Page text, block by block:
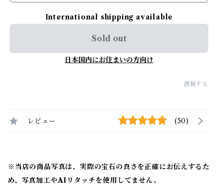
International shipping available
Sold out
日本国内にお住まいの方向け
通報する
レビュー (50)
※当店の商品写真は、実際の宝石の良さを正確にお伝えするた
め、写真加工やAIリタッチを使用してません。